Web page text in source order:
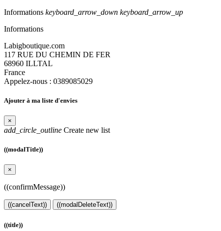
Informations keyboard_arrow_down keyboard_arrow_up
Informations
Labigboutique.com
117 RUE DU CHEMIN DE FER
68960 ILLTAL
France
Appelez-nous : 0389085029
Ajouter à ma liste d'envies
×
add_circle_outline Create new list
((modalTitle))
×
((confirmMessage))
((cancelText)) ((modalDeleteText))
((title))